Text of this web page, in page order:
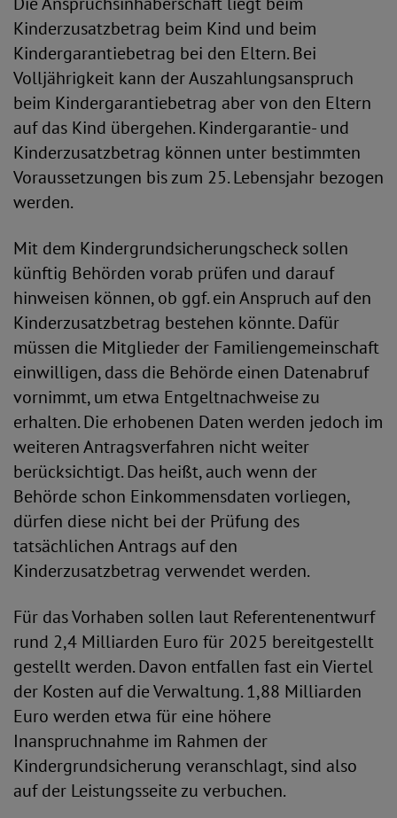
Kinderzusatzbetrag beim Kind und beim
Kindergarantiebetrag bei den Eltern. Bei
Volljährigkeit kann der Auszahlungsanspruch
beim Kindergarantiebetrag aber von den Eltern
auf das Kind übergehen. Kindergarantie- und
Kinderzusatzbetrag können unter bestimmten
Voraussetzungen bis zum 25. Lebensjahr bezogen
werden.
Mit dem Kindergrundsicherungscheck sollen
künftig Behörden vorab prüfen und darauf
hinweisen können, ob ggf. ein Anspruch auf den
Kinderzusatzbetrag bestehen könnte. Dafür
müssen die Mitglieder der Familiengemeinschaft
einwilligen, dass die Behörde einen Datenabruf
vornimmt, um etwa Entgeltnachweise zu
erhalten. Die erhobenen Daten werden jedoch im
weiteren Antragsverfahren nicht weiter
berücksichtigt. Das heißt, auch wenn der
Behörde schon Einkommensdaten vorliegen,
dürfen diese nicht bei der Prüfung des
tatsächlichen Antrags auf den
Kinderzusatzbetrag verwendet werden.
Für das Vorhaben sollen laut Referentenentwurf
rund 2,4 Milliarden Euro für 2025 bereitgestellt
gestellt werden. Davon entfallen fast ein Viertel
der Kosten auf die Verwaltung. 1,88 Milliarden
Euro werden etwa für eine höhere
Inanspruchnahme im Rahmen der
Kindergrundsicherung veranschlagt, sind also
auf der Leistungsseite zu verbuchen.